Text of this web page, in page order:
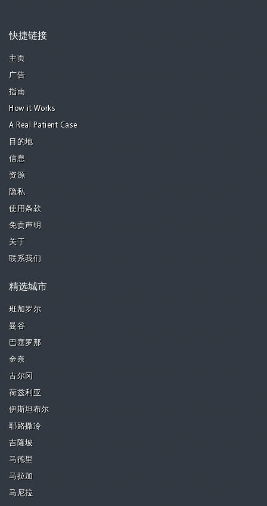
快捷链接
主页
广告
指南
How it Works
A Real Patient Case
目的地
信息
资源
隐私
使用条款
免责声明
关于
联系我们
精选城市
班加罗尔
曼谷
巴塞罗那
金奈
古尔冈
荷兹利亚
伊斯坦布尔
耶路撒冷
吉隆坡
马德里
马拉加
马尼拉